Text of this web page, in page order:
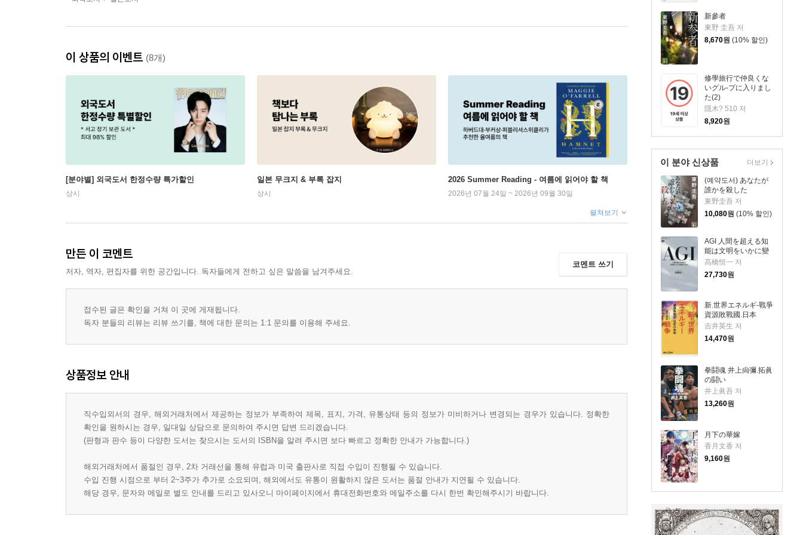
新參者
東野 圭吾 저
8,670원 (10% 할인)
修學旅行で仲良くな
いグル-プに入りまし
た(2)
隱木? 510 저
8,920원
이 분야 신상품
(예약도서) あなたが
誰かを殺した
東野圭吾 저
10,080원 (10% 할인)
AGI 人間を超える知
能は文明をいかに變
高橋恒一 저
27,730원
新.世界エネルギ-戰爭
資源敗戰國.日本
吉井英生 저
14,470원
拳鬪魂 井上尙彌.拓眞
の鬪い
井上眞吾 저
13,260원
月下の華嫁
香月文香 저
9,160원
더보기
이 상품의 이벤트 (8개)
[분야별] 외국도서 한정수량 특가할인
상시
일본 무크지 & 부록 잡지
상시
2026 Summer Reading - 여름에 읽어야 할 책
2026년 07월 24일 ~ 2026년 09월 30일
펼쳐보기
만든 이 코멘트
저자, 역자, 편집자를 위한 공간입니다. 독자들에게 전하고 싶은 말씀을 남겨주세요.
코멘트 쓰기
접수된 글은 확인을 거쳐 이 곳에 게재됩니다.
독자 분들의 리뷰는 리뷰 쓰기를, 책에 대한 문의는 1:1 문의를 이용해 주세요.
상품정보 안내
직수입외서의 경우, 해외거래처에서 제공하는 정보가 부족하여 제목, 표지, 가격, 유통상태 등의 정보가 미비하거나 변경되는 경우가 있습니다. 정확한
확인을 원하시는 경우, 일대일 상담으로 문의하여 주시면 답변 드리겠습니다.
(판형과 판수 등이 다양한 도서는 찾으시는 도서의 ISBN을 알려 주시면 보다 빠르고 정확한 안내가 가능합니다.)
해외거래처에서 품절인 경우, 2차 거래선을 통해 유럽과 미국 출판사로 직접 수입이 진행될 수 있습니다.
수입 진행 시점으로 부터 2~3주가 추가로 소요되며, 해외에서도 유통이 원활하지 않은 도서는 품절 안내가 지연될 수 있습니다.
해당 경우, 문자와 메일로 별도 안내를 드리고 있사오니 마이페이지에서 휴대전화번호와 메일주소를 다시 한번 확인해주시기 바랍니다.